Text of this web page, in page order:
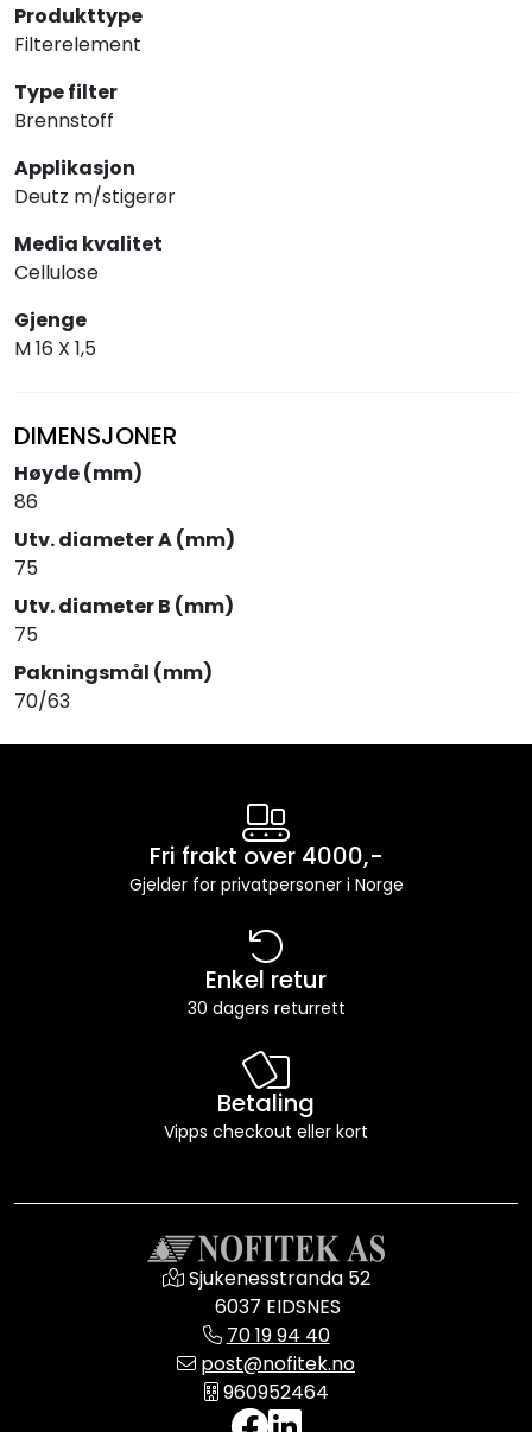
Produkttype
Filterelement
Type filter
Brennstoff
Applikasjon
Deutz m/stigerør
Media kvalitet
Cellulose
Gjenge
M 16 X 1,5
DIMENSJONER
Høyde (mm)
86
Utv. diameter A (mm)
75
Utv. diameter B (mm)
75
Pakningsmål (mm)
70/63
Fri frakt over 4000,-
Gjelder for privatpersoner i Norge
Enkel retur
30 dagers returrett
Betaling
Vipps checkout eller kort
Sjukenesstranda 52
6037 EIDSNES
70 19 94 40
post@nofitek.no
960952464